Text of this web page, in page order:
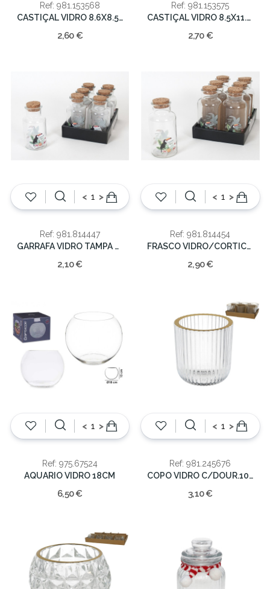
Ref: 981.153568
CASTIÇAL VIDRO 8.6X8.5CM
2,60 €
Ref: 981.153575
CASTIÇAL VIDRO 8.5X11.5CM
2,70 €
< >
Ref: 981.814447
GARRAFA VIDRO TAMPA CORTIÇA TUCANO
2,10 €
< >
Ref: 981.814454
FRASCO VIDRO/CORTICA 500ML 8X18
2,90 €
< >
Ref: 975.67524
AQUARIO VIDRO 18CM
6,50 €
< >
Ref: 981.245676
COPO VIDRO C/DOUR.10cm
3,10 €